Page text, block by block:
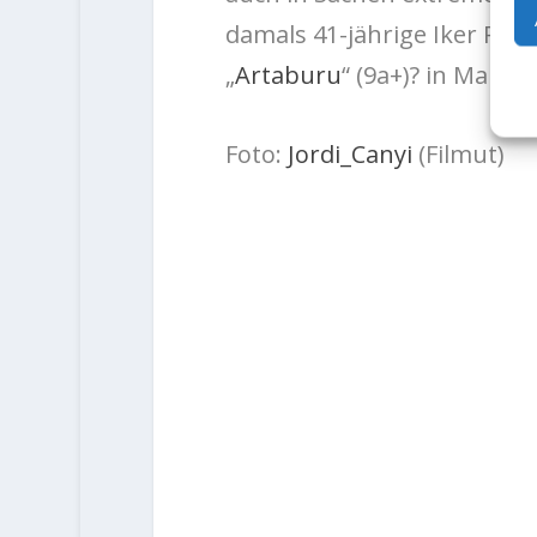
damals 41-jährige Iker
„Artaburu“ (9a+)? in
Foto: Jordi_Canyi (Filmut)